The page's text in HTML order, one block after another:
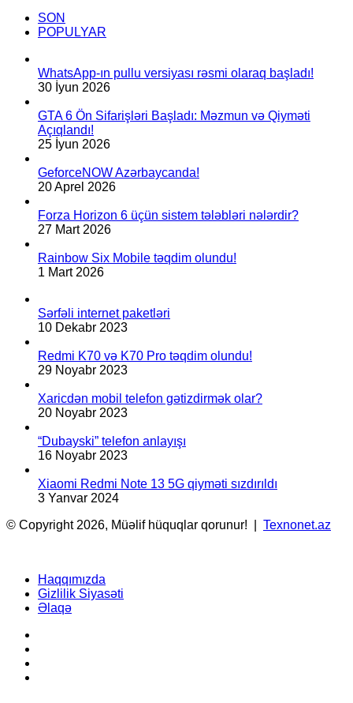
SON
POPULYAR
WhatsApp-ın pullu versiyası rəsmi olaraq başladı!
30 İyun 2026
GTA 6 Ön Sifarişləri Başladı: Məzmun və Qiyməti
Açıqlandı!
25 İyun 2026
GeforceNOW Azərbaycanda!
20 Aprel 2026
Forza Horizon 6 üçün sistem tələbləri nələrdir?
27 Mart 2026
Rainbow Six Mobile təqdim olundu!
1 Mart 2026
Sərfəli internet paketləri
10 Dekabr 2023
Redmi K70 və K70 Pro təqdim olundu!
29 Noyabr 2023
Xaricdən mobil telefon gətizdirmək olar?
20 Noyabr 2023
“Dubayski” telefon anlayışı
16 Noyabr 2023
Xiaomi Redmi Note 13 5G qiyməti sızdırıldı
3 Yanvar 2024
© Copyright 2026, Müəlif hüquqlar qorunur! | Texnonet.az
Haqqımızda
Gizlilik Siyasəti
Əlaqə